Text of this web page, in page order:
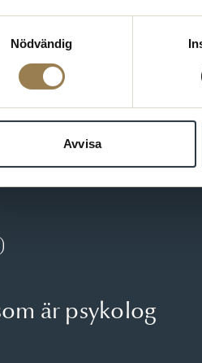
Nödvändig
Avvisa
är psykolog